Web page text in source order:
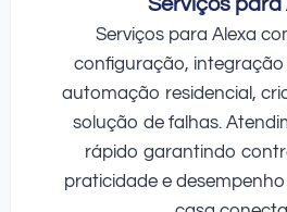
Serviços para Alexa
configuração, integração
automação residencial,
solução de falhas.
rápido garantindo
praticidade e